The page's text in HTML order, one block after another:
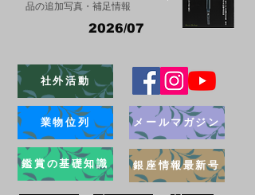
品の追加写真・補足情報
2026/07
社外活動
業物位列
鑑賞の基礎知識
メールマガジン
銀座情報最新号